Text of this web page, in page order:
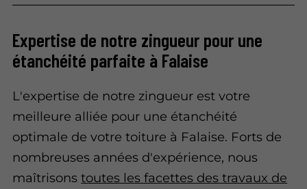
Expertise de notre zingueur pour une
étanchéité parfaite à Falaise
L'expertise de notre zingueur est votre
meilleure alliée pour une étanchéité
optimale de votre toiture à Falaise. Forts de
nombreuses années d'expérience, nous
maîtrisonstoutes les facettes des travaux de